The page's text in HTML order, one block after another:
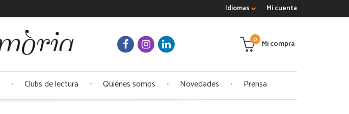
Mi cuenta
Idiomas
Mi compra
0
Clubs de lectura Quiénes somos Novedades Prensa